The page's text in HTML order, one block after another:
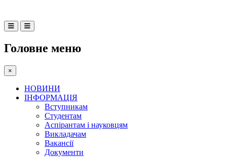
Головне меню
×
НОВИНИ
ІНФОРМАЦІЯ
Вступникам
Студентам
Аспірантам і науковцям
Викладачам
Вакансії
Документи